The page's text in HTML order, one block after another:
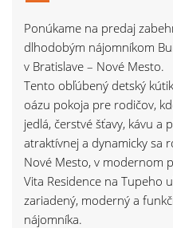
Ponúkame na predaj
dlhodobým nájomníkom
v Bratislave – Nové Mesto.
Tento obľúbený detský
oázu pokoja pre rodičov,
jedlá, čerstvé šťavy, kávu a
atraktívnej a dynamicky sa
Nové Mesto, v modernom
Vita Residence na Tupeho
zariadený, moderný a
nájomníka.